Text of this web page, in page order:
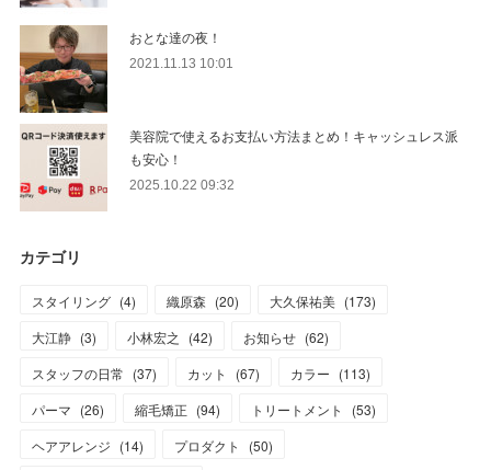
おとな達の夜！
2021.11.13 10:01
美容院で使えるお支払い方法まとめ！キャッシュレス派
も安心！
2025.10.22 09:32
カテゴリ
スタイリング (4) 織原森 (20) 大久保祐美 (173)
大江静 (3) 小林宏之 (42) お知らせ (62)
スタッフの日常 (37) カット (67) カラー (113)
パーマ (26) 縮毛矯正 (94) トリートメント (53)
ヘアアレンジ (14) プロダクト (50)